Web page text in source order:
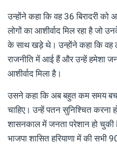
उन्होंने कहा कि वह 36 बिरादरी को
लोगों का आशीर्वाद मिल रहा है जो
के साथ खड़े थे। उन्होंने कहा कि वह
राजनीति में आई हैं और उन्हें हमेशा
आशीर्वाद मिला है।
उसने कहा कि अब बहुत कम समय
चाहिए। उन्हें पतन सुनिश्चित करना
शासनकाल में जनता परेशान हो चुकी
भाजपा शासित हरियाणा में की सभी